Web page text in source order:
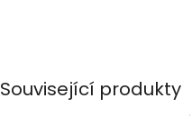
Související produkty